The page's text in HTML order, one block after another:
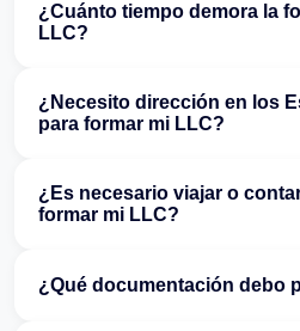
¿Cuánto tiempo demora la
LLC?
¿Necesito dirección en los
para formar mi LLC?
¿Es necesario viajar o
formar mi LLC?
¿Qué documentación debo